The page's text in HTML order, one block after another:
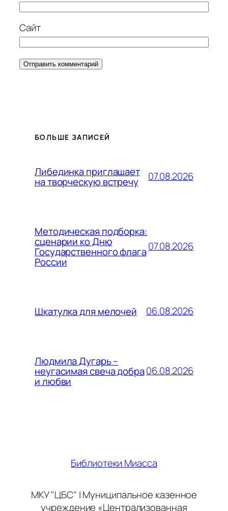
Сайт
БОЛЬШЕ ЗАПИСЕЙ
Либединка приглашает
на творческую встречу 07.08.2026
Методическая подборка:
сценарии ко Дню
Государственного флага
России
07.08.2026
Шкатулка для мелочей 06.08.2026
Людмила Дугарь –
неугасимая свеча добра
и любви
06.08.2026
Библиотеки Миасса
МКУ "ЦБС" | Муниципальное казенное
учреждение «Централизованная